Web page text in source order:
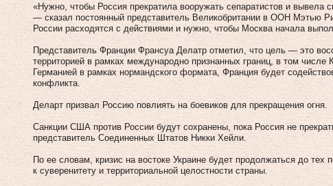
«Нужно, чтобы Россия прекратила вооружать сепаратистов и вывела
— сказал постоянный представитель Великобритании в ООН Мэтью
России расходятся с действиями и нужно, чтобы Москва начала
Представитель Франции Франсуа Делатр отметил, что цель — это
территорией в рамках международно признанных границ, в том
Германией в рамках нормандского формата, Франция будет
конфликта.
Деларт призвал Россию повлиять на боевиков для прекращения огня.
Санкции США против России будут сохранены, пока Россия не
представитель Соединенных Штатов Никки Хейли.
По ее словам, кризис на востоке Украине будет продолжаться до тех
к суверенитету и территориальной целостности страны.